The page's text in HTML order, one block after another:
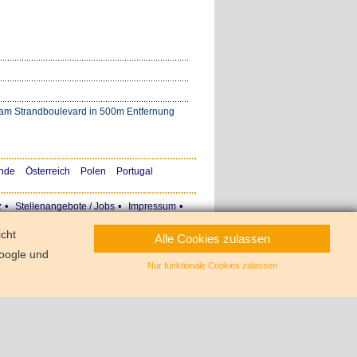
Strandboulevard in 500m Entfernung
Österreich Polen
Portugal
• Stellenangebote / Jobs• Impressum•
und
Alle Cookies zulassen
Nur funktionale Cookies zulassen